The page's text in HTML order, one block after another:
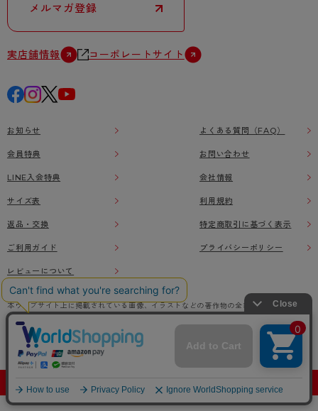
メルマガ登録
実店舗情報 コーポレートサイト
お知らせ
会員特典
LINE入会特典
サイズ表
返品・交換
ご利用ガイド
レビューについて
よくある質問（FAQ）
お問い合わせ
会社情報
利用規約
特定商取引に基づく表示
プライバシーポリシー
本ウェブサイト上に掲載されている画像、イラストなどの著作物の全部または一部をアツ